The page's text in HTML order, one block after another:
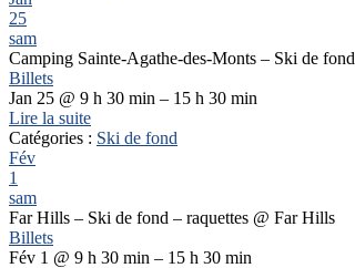
25
sam
Camping Sainte-Agathe-des-Monts – Ski de fond
Billets
Jan 25 @ 9 h 30 min – 15 h 30 min
Lire la suite
Catégories : Ski de fond
Fév
1
sam
Far Hills – Ski de fond – raquettes @ Far Hills
Billets
Fév 1 @ 9 h 30 min – 15 h 30 min